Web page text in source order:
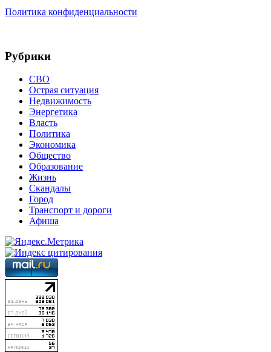
Политика конфиденциальности
Рубрики
СВО
Острая ситуация
Недвижимость
Энергетика
Власть
Политика
Экономика
Общество
Образование
Жизнь
Скандалы
Город
Транспорт и дороги
Афиша